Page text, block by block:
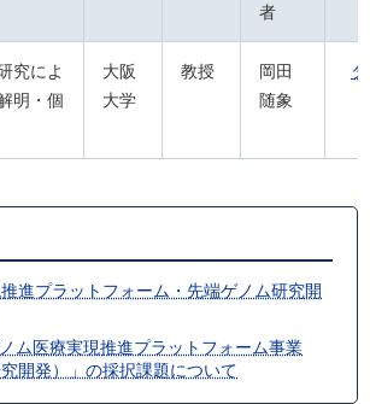
者
究によ
明・個
大阪
大学
教授
岡田
随象
進プラットフォーム・先端ゲノム研究開
ム医療実現推進プラットフォーム事業
究開発）」の採択課題について